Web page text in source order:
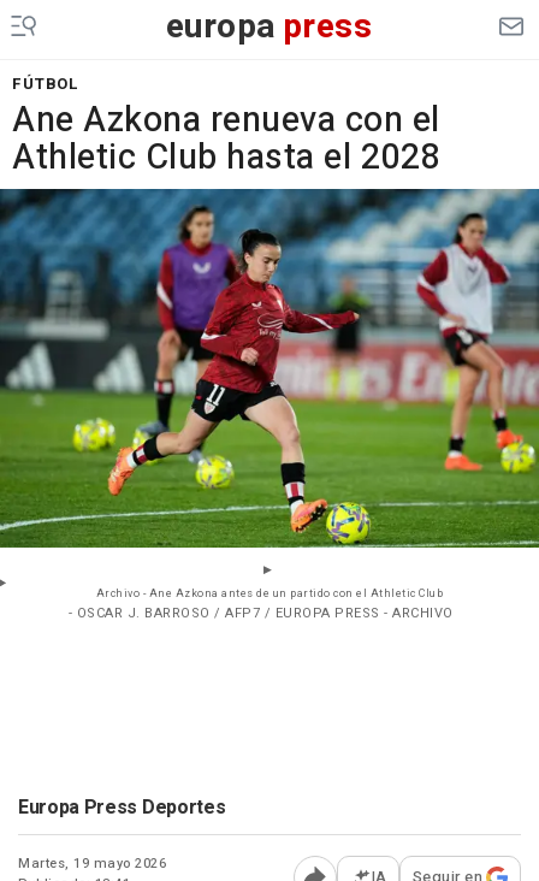
europa press
FÚTBOL
Ane Azkona renueva con el
Athletic Club hasta el 2028
Archivo - Ane Azkona antes de un partido con el Athletic Club
- OSCAR J. BARROSO / AFP7 / EUROPA PRESS - ARCHIVO
Europa Press Deportes
Martes, 19 mayo 2026